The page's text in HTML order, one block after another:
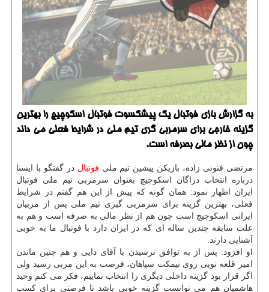
به گزارش بازی فوتبال یك پیشكسوت فوتبال اسكوچیچ را بهترین
گزینه خارجی برای سرمربی گری تیم ملی در شرایط فعلی می داند
چون از نظر مالی بصرفه است.
مرتضی فنونی زاده، بازیكن پیشین تیم ملی فوتبال در گفتگو با ایسنا
درباره انتخاب دراگان اسكوچیچ بعنوان سرمربی تیم ملی فوتبال
ایران اظهار نمود: همان گونه كه پیش از این هم گفتم در شرایط
فعلی، بهترین گزینه برای سرمربی گیری تیم ملی پس از مربیان
ایرانی اسكوچیچ است چون هم از نظر مالی به صرفه است و هم به
علت سابقه چندین ساله ای كه در ایران دارد با فوتبال ما به خوبی
آشنایی دارند.
او افزود: پس از به توافق نرسیدن با آقای دایی و هم چنین ماندن
امیر قلعه نویی روی نیمكت سپاهان، فرصت به این مربی رسید ولی
اگر قرار بود گزینه داخلی دیگری را انتخاب نماییم، فكر می كنم وحید
هاشمیان هم می توانست گزینه خوبی باشد تا فرصتی برای كسب